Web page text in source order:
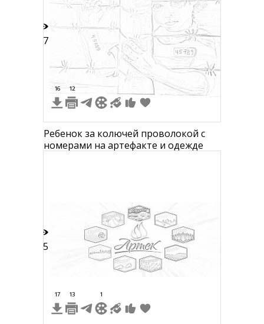
47
16 12
Ребенок за колючей проволокой с
номерами на артефакте и одежде
85
17 13 1